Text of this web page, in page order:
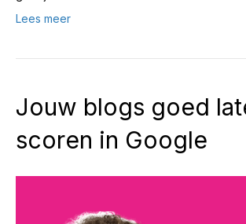
Lees meer
Jouw blogs goed
scoren in Google